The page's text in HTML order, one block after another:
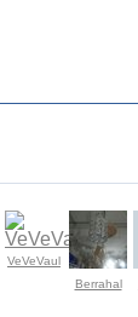
VeVeVaul
Berrahal